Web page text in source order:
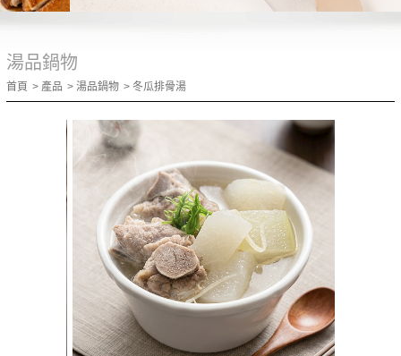
湯品鍋物
首頁 產品 湯品鍋物 冬瓜排骨湯